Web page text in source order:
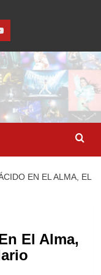
EN EL ALMA, EL
El Alma,